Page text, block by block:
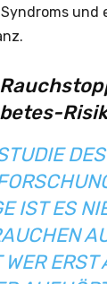
und
IST ES
WER